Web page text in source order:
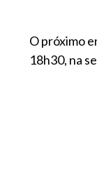
O próximo
18h30, na